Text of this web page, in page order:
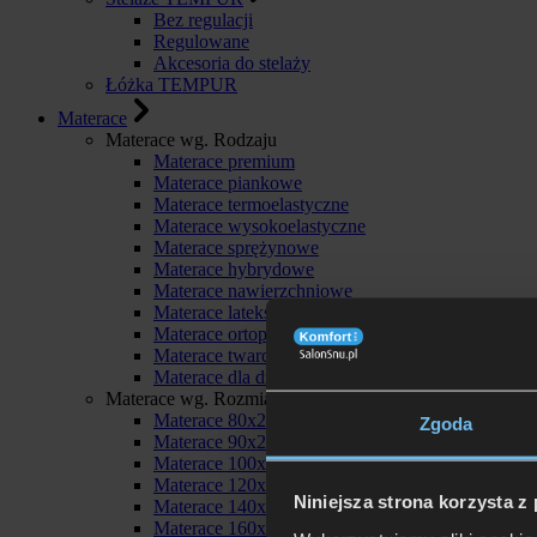
Zgoda
Niniejsza strona korzysta z
Bez regulacji
Regulowane
Akcesoria do stelaży
Łóżka TEMPUR
Materace
Materace wg. Rodzaju
Materace premium
Materace piankowe
Materace termoelastyczne
Materace wysokoelastyczne
Materace sprężynowe
Materace hybrydowe
Materace nawierzchniowe
Materace lateksowe
Materace ortopedyczne
Materace twarde
Materace dla dzieci
Materace wg. Rozmiaru
Materace 80x200
Materace 90x200
Materace 100x200
Materace 120x200
Materace 140x200
Materace 160x200